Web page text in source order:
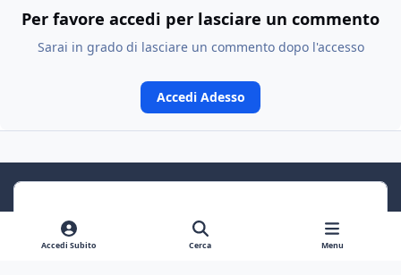
Per favore accedi per lasciare un commento
Sarai in grado di lasciare un commento dopo l'accesso
Accedi Adesso
Accedi Subito Cerca Menu